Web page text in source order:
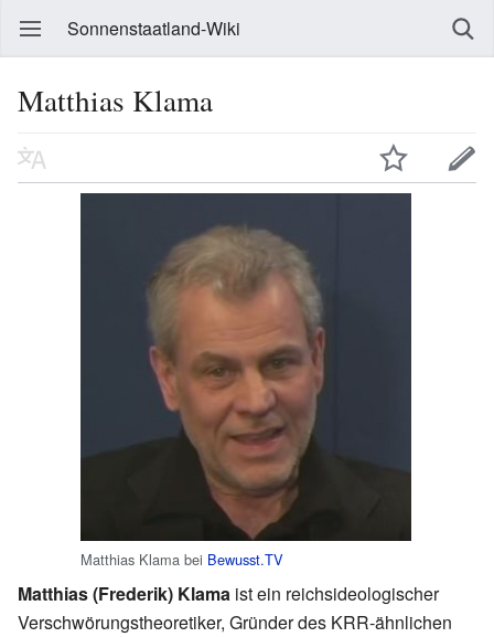
Sonnenstaatland-Wiki
Matthias Klama
Matthias Klama bei Bewusst.TV
Matthias (Frederik) Klama ist ein reichsideologischer
Verschwörungstheoretiker, Gründer des KRR-ähnlichen